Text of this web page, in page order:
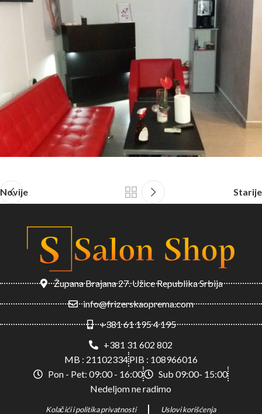
Novije Starije
Župana Brajana 27. Užice Republika Srbija
info@frizerskaoprema.com
+381 61 195 4 195
+381 31 602 802
MB : 21102334PIB : 108966016
Pon - Pet: 09:00 - 16:00
Sub 09:00- 15:00
Nedeljom ne radimo
Kolačići i politika privatnosti Uslovi korišćenja